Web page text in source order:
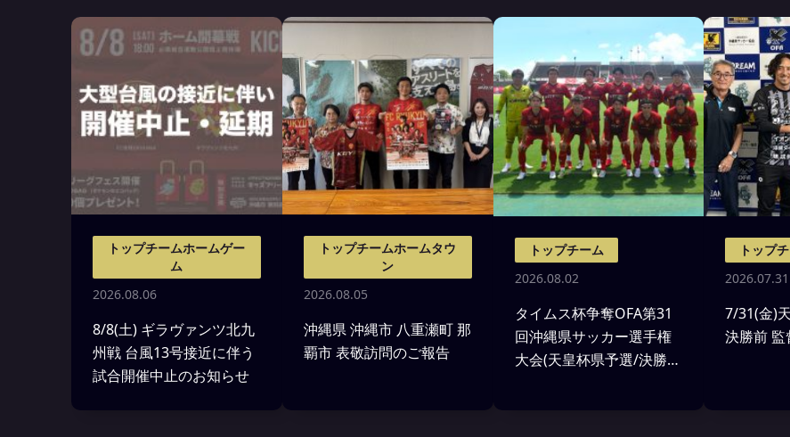
トップチームホームゲー
ム
2026.08.06
8/8(土) ギラヴァンツ北九
州戦 台風13号接近に伴う
試合開催中止のお知らせ
トップチームホームタウ
ン
2026.08.05
沖縄県 沖縄市 八重瀬町 那
覇市 表敬訪問のご報告
トップチーム
2026.08.02
タイムス杯争奪OFA第31
回沖縄県サッカー選手権
大会(天皇杯県予選/決勝)
トップ
2026.07.31
7/31(金)
決勝前 監